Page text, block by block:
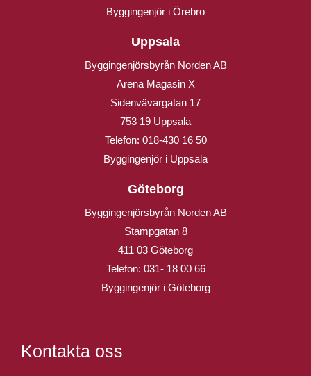
Byggingenjör i Örebro
Uppsala
Byggingenjörsbyrån Norden AB
Arena Magasin X
Sidenvävargatan 17
753 19 Uppsala
Telefon: 018-430 16 50
Byggingenjör i Uppsala
Göteborg
Byggingenjörsbyrån Norden AB
Stampgatan 8
411 03 Göteborg
Telefon: 031- 18 00 66
Byggingenjör i Göteborg
Kontakta oss